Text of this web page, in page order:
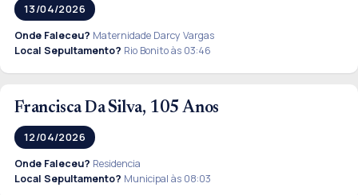
13/04/2026
Onde Faleceu? Maternidade Darcy Vargas
Local Sepultamento? Rio Bonito às 03:46
Francisca Da Silva, 105 Anos
12/04/2026
Onde Faleceu? Residencia
Local Sepultamento? Municipal às 08:03